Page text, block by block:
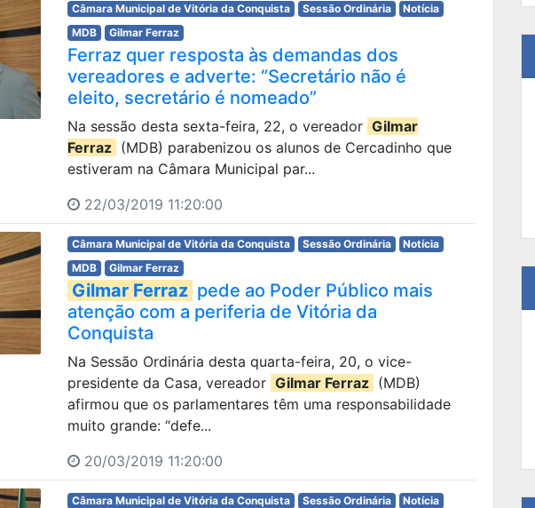
Câmara Municipal de Vitória da Conquista Sessão Ordinária
Notícia
MDB
Gilmar Ferraz
Ferraz quer resposta às demandas dos
vereadores e adverte: “Secretário não é
eleito, secretário é nomeado”
Na sessão desta sexta-feira, 22, o vereador Gilmar
Ferraz (MDB) parabenizou os alunos de Cercadinho que
estiveram na Câmara Municipal par...
22/03/2019 11:20:00
Câmara Municipal de Vitória da Conquista Sessão Ordinária
Notícia
MDB
Gilmar Ferraz
Gilmar Ferraz pede ao Poder Público mais
atenção com a periferia de Vitória da
Conquista
Na Sessão Ordinária desta quarta-feira, 20, o vice-
presidente da Casa, vereador Gilmar Ferraz (MDB)
afirmou que os parlamentares têm uma responsabilidade
muito grande: “defe...
20/03/2019 11:20:00
Câmara Municipal de Vitória da Conquista Sessão Ordinária
Notícia